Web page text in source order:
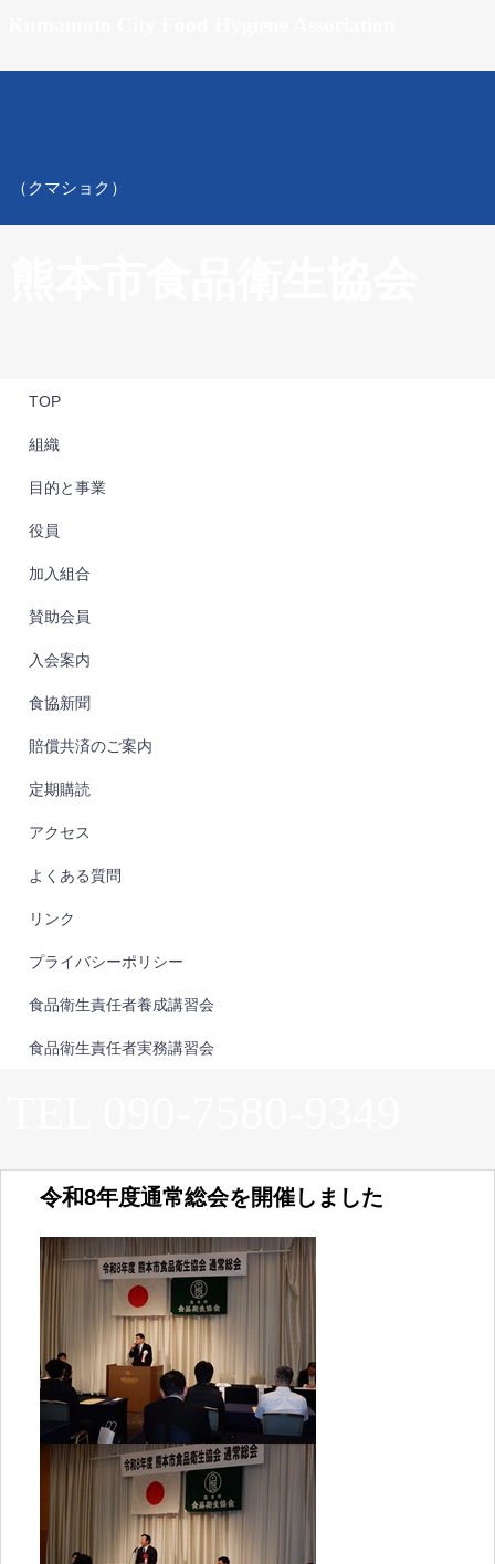
（クマショク）
TOP
組織
目的と事業
役員
加入組合
賛助会員
入会案内
食協新聞
賠償共済のご案内
定期購読
アクセス
よくある質問
リンク
プライバシーポリシー
食品衛生責任者養成講習会
食品衛生責任者実務講習会
令和8年度通常総会を開催しました